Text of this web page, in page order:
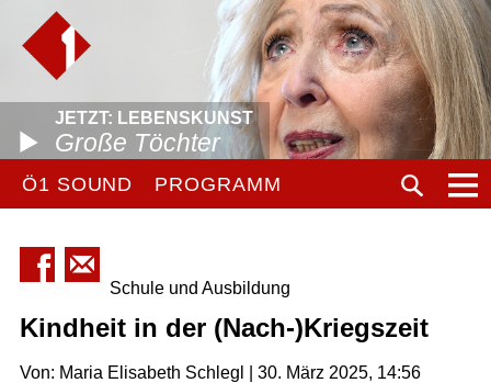
JETZT: LEBENSKUNST
Große Töchter
Ö1 SOUND PROGRAMM
Schule und Ausbildung
Kindheit in der (Nach-)Kriegszeit
Von: Maria Elisabeth Schlegl | 30. März 2025, 14:56